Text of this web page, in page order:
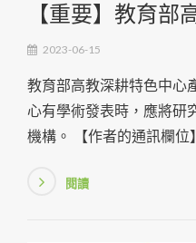
【重要】教育部
出填報之標準格式
2023-06-15
教育部高教深耕特色中心
心有學術發表時，應將研
機構。 【作者的通訊欄位
閱讀